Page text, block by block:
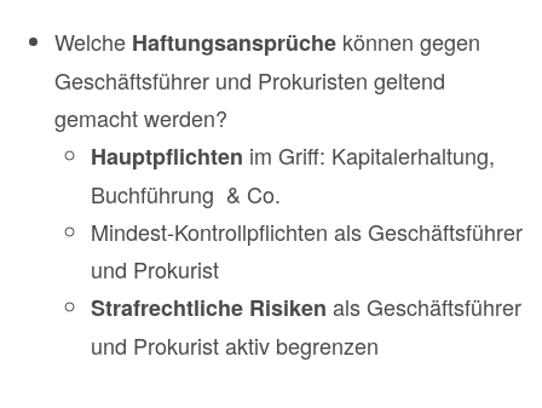
Welche Haftungsansprüche können gegen
Geschäftsführer und Prokuristen geltend
gemacht werden?
Hauptpflichten im Griff: Kapitalerhaltung,
Buchführung & Co.
Mindest-Kontrollpflichten als Geschäftsführer
und Prokurist
Strafrechtliche Risiken als Geschäftsführer
und Prokurist aktiv begrenzen